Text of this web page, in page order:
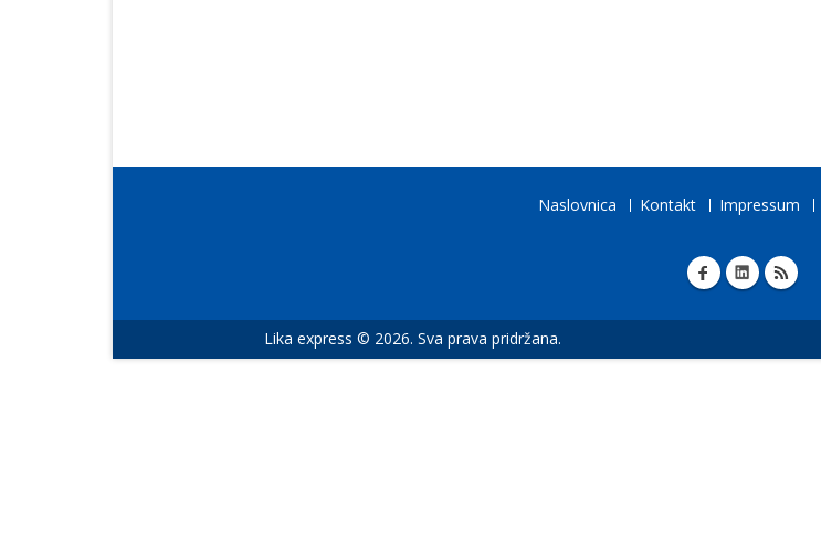
Naslovnica Kontakt Impressum
Lika express © 2026. Sva prava pridržana.